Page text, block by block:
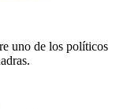
uno de los políticos